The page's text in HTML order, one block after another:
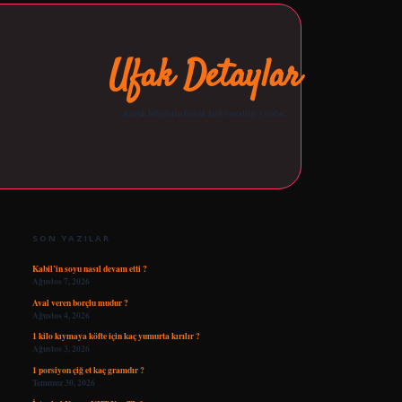
Ufak Detaylar
SON YAZILAR
Kabil’in soyu nasıl devam etti ?
Ağustos 7, 2026
Aval veren borçlu mudur ?
Ağustos 4, 2026
1 kilo kıymaya köfte için kaç yumurta kırılır ?
Ağustos 3, 2026
1 porsiyon çiğ et kaç gramdır ?
Temmuz 30, 2026